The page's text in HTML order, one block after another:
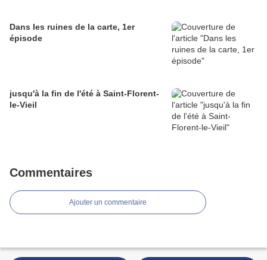
Dans les ruines de la carte, 1er
épisode
jusqu'à la fin de l'été à Saint-Florent-
le-Vieil
Commentaires
Ajouter un commentaire